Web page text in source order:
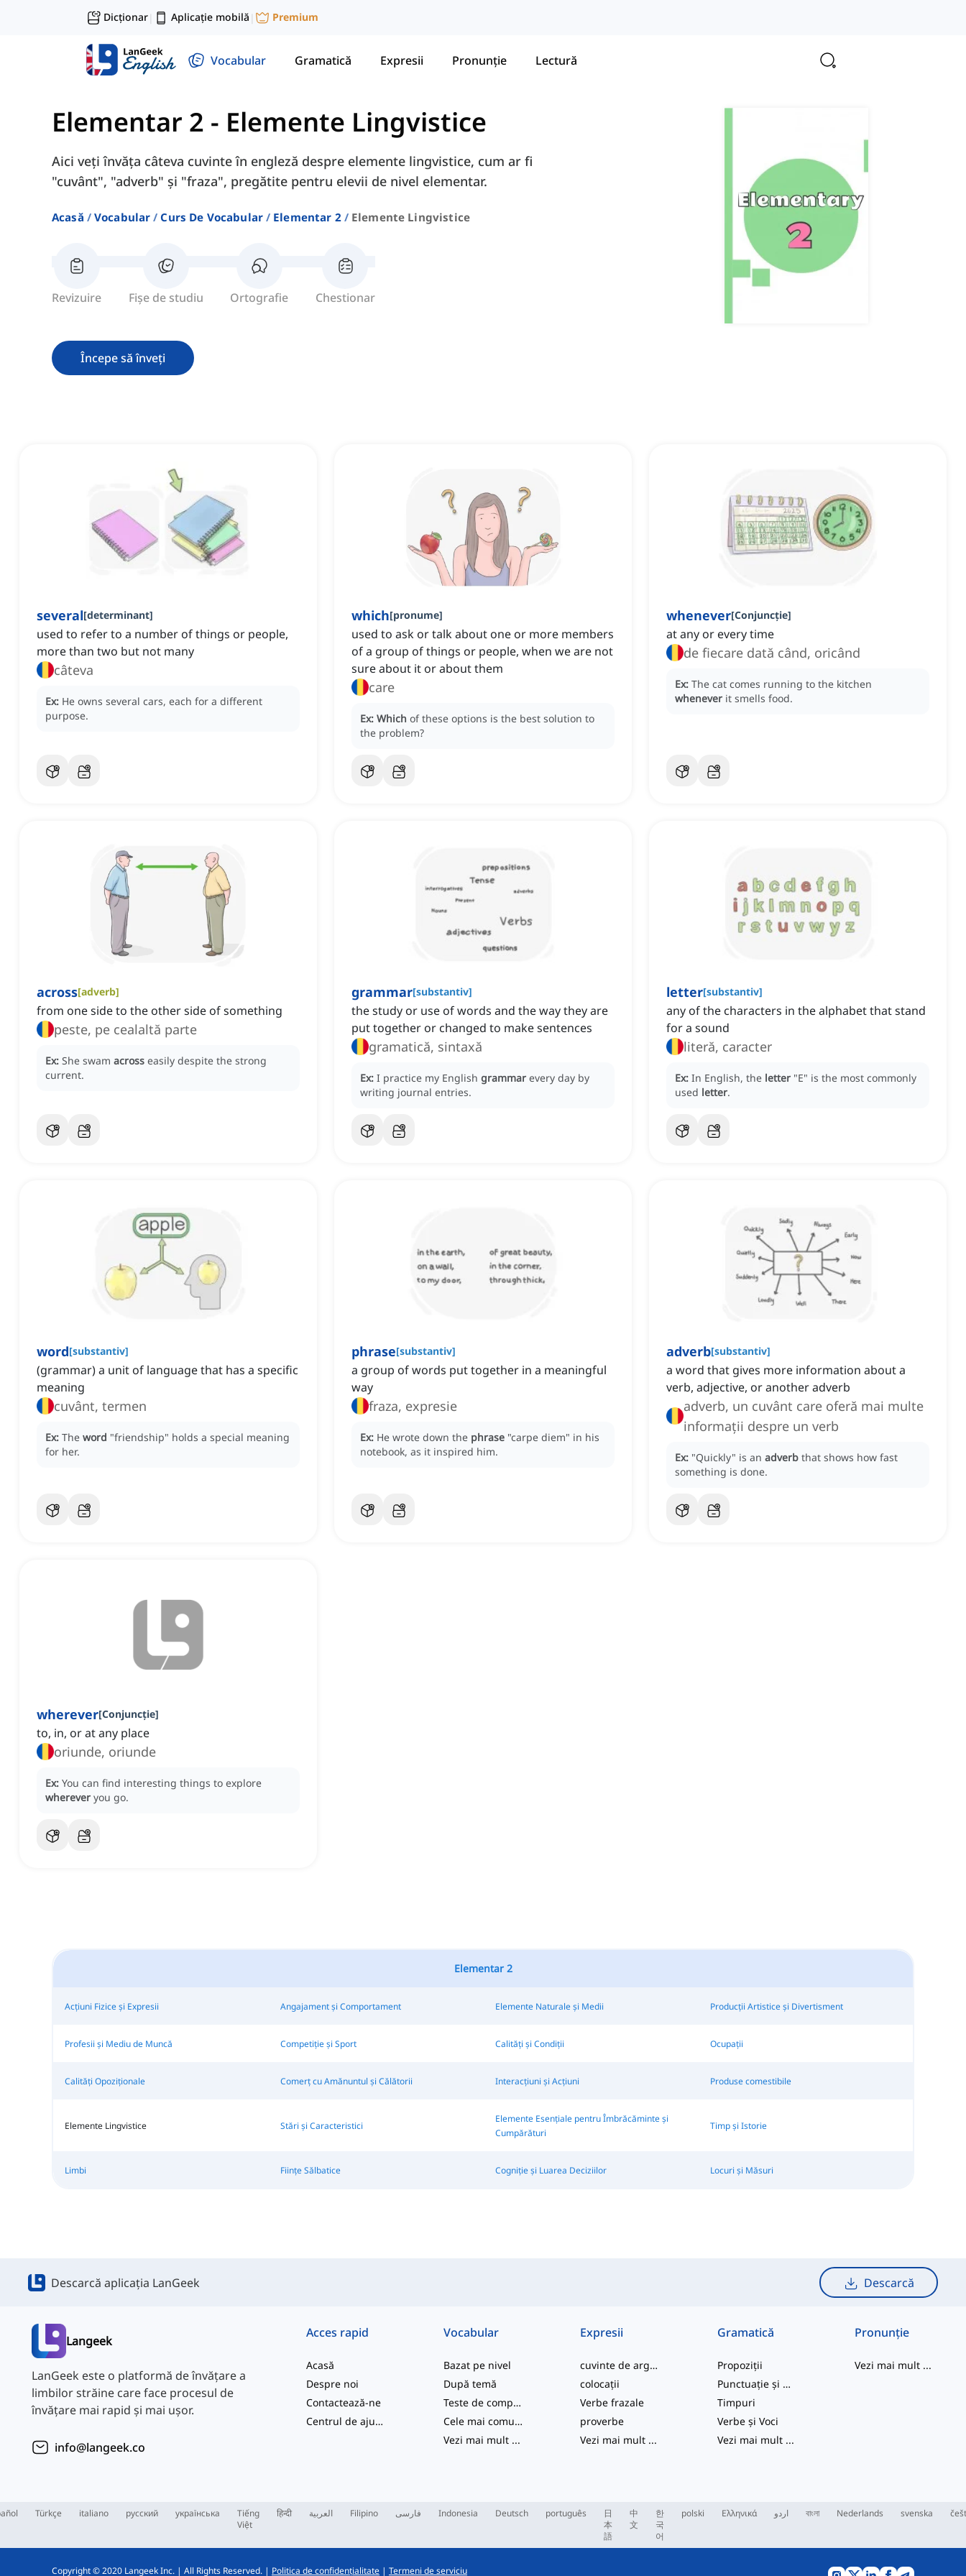
Dicționar| Aplicație mobilă | Premium
Vocabular Gramatică Expresii Pronunție Lectură
Elementar 2 - Elemente Lingvistice
Aici veți învăța câteva cuvinte în engleză despre elemente lingvistice, cum ar fi
"cuvânt", "adverb" și "fraza", pregătite pentru elevii de nivel elementar.
Acasă Vocabular Curs De Vocabular Elementar 2 Elemente Lingvistice
Revizuire Fișe de studiu Ortografie Chestionar
Începe să înveți
several[determinant]
used to refer to a number of things or people,
more than two but not many
câteva
Ex: He owns several cars, each for a different
purpose.
which[pronume]
used to ask or talk about one or more members
of a group of things or people, when we are not
sure about it or about them
care
Ex: Which of these options is the best solution to
the problem?
whenever[Conjuncție]
at any or every time
de fiecare dată când, oricând
Ex: The cat comes running to the kitchen
whenever it smells food.
across[adverb]
from one side to the other side of something
peste, pe cealaltă parte
Ex: She swam across easily despite the strong
current.
grammar[substantiv]
the study or use of words and the way they are
put together or changed to make sentences
gramatică, sintaxă
Ex: I practice my English grammar every day by
writing journal entries.
letter[substantiv]
any of the characters in the alphabet that stand
for a sound
literă, caracter
Ex: In English, the letter "E" is the most commonly
used letter.
word[substantiv]
(grammar) a unit of language that has a specific
meaning
cuvânt, termen
Ex: The word "friendship" holds a special meaning
for her.
phrase[substantiv]
a group of words put together in a meaningful
way
fraza, expresie
Ex: He wrote down the phrase "carpe diem" in his
notebook, as it inspired him.
adverb[substantiv]
a word that gives more information about a
verb, adjective, or another adverb
adverb, un cuvânt care oferă mai multe
informații despre un verb
Ex: "Quickly" is an adverb that shows how fast
something is done.
wherever[Conjuncție]
to, in, or at any place
oriunde, oriunde
Ex: You can find interesting things to explore
wherever you go.
Elementar 2
Acțiuni Fizice și Expresii Angajament și Comportament Elemente Naturale și Medii Producții Artistice și Divertisment
Profesii și Mediu de Muncă Competiție și Sport Calități și Condiții Ocupații
Calități Opoziționale Comerț cu Amănuntul și Călătorii Interacțiuni și Acțiuni Produse comestibile
Elemente Lingvistice Stări și Caracteristici
Elemente Esențiale pentru Îmbrăcăminte și
Cumpărături
Timp și Istorie
Limbi Ființe Sălbatice Cogniție și Luarea Deciziilor Locuri și Măsuri
Descarcă aplicația LanGeek Descarcă
Langeek
LanGeek este o platformă de învățare a
limbilor străine care face procesul de
învățare mai rapid și mai ușor.
info@langeek.co
Acces rapid
Acasă
Despre noi
Contactează-ne
Centrul de ajutor
Vocabular
Bazat pe nivel
După temă
Teste de competență
Cele mai comune
Vezi mai mult...
Expresii
cuvinte de argou
colocații
Verbe frazale
proverbe
Vezi mai mult ...
Gramatică
Propoziții
Punctuație și Ortografie
Timpuri
Verbe și Voci
Vezi mai mult ...
Pronunție
Vezi mai mult ...
Türkçe italiano русский українська
Tiếng
Việt
हिन्दी العربية Filipino فارسی Indonesia Deutsch português
日
本
語
中
文
한
국
어
polski Ελληνικά اردو বাংলা Nederlands svenska
Copyright © 2020 Langeek Inc. | All Rights Reserved. | Politica de confidențialitate | Termeni de serviciu